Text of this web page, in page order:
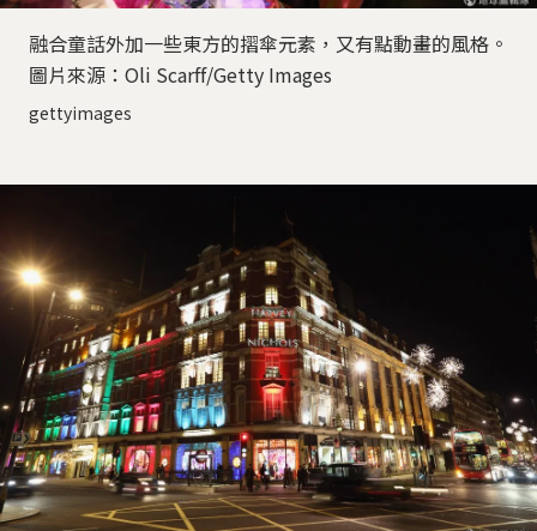
融合童話外加一些東方的摺傘元素，又有點動畫的風格。
圖片來源：Oli Scarff/Getty Images
gettyimages